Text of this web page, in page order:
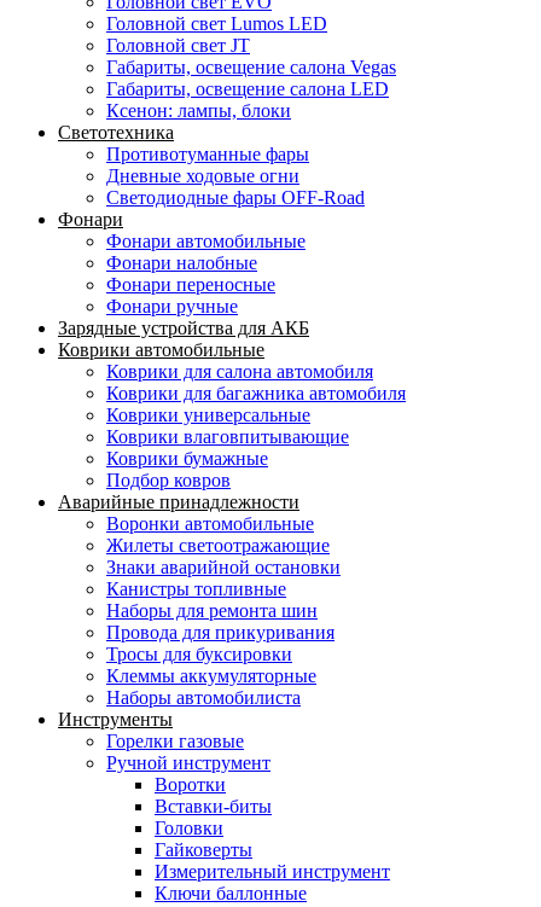
Головной свет Lumos LED
Головной свет JT
Габариты, освещение салона Vegas
Габариты, освещение салона LED
Ксенон: лампы, блоки
Светотехника
Противотуманные фары
Дневные ходовые огни
Светодиодные фары OFF-Road
Фонари
Фонари автомобильные
Фонари налобные
Фонари переносные
Фонари ручные
Зарядные устройства для АКБ
Коврики автомобильные
Коврики для салона автомобиля
Коврики для багажника автомобиля
Коврики универсальные
Коврики влаговпитывающие
Коврики бумажные
Подбор ковров
Аварийные принадлежности
Воронки автомобильные
Жилеты светоотражающие
Знаки аварийной остановки
Канистры топливные
Наборы для ремонта шин
Провода для прикуривания
Тросы для буксировки
Клеммы аккумуляторные
Наборы автомобилиста
Инструменты
Горелки газовые
Ручной инструмент
Воротки
Вставки-биты
Головки
Гайковерты
Измерительный инструмент
Ключи баллонные